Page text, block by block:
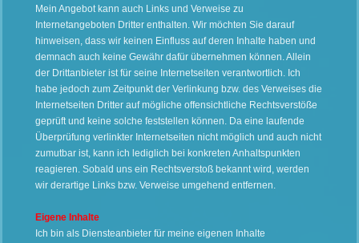
Mein Angebot kann auch Links und Verweise zu
Internetangeboten Dritter enthalten. Wir möchten Sie darauf
hinweisen, dass wir keinen Einfluss auf deren Inhalte haben und
demnach auch keine Gewähr dafür übernehmen können. Allein
der Drittanbieter ist für seine Internetseiten verantwortlich. Ich
habe jedoch zum Zeitpunkt der Verlinkung bzw. des Verweises die
Internetseiten Dritter auf mögliche offensichtliche Rechtsverstöße
geprüft und keine solche feststellen können. Da eine laufende
Überprüfung verlinkter Internetseiten nicht möglich und auch nicht
zumutbar ist, kann ich lediglich bei konkreten Anhaltspunkten
reagieren. Sobald uns ein Rechtsverstoß bekannt wird, werden
wir derartige Links bzw. Verweise umgehend entfernen.
Eigene Inhalte
Ich bin als Diensteanbieter für meine eigenen Inhalte